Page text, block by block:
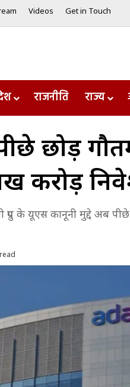
Videos Get in Touch
राजनीति राज्य
छोड़
करोड़
के यूएस कानूनी मुद्दे अब